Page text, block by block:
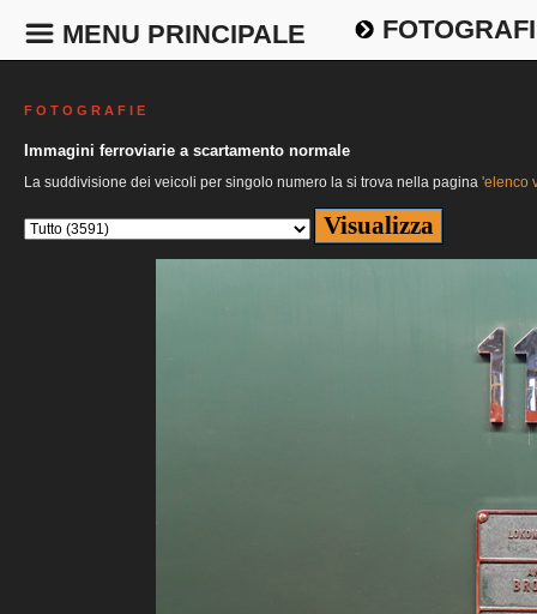
MENU PRINCIPALE
F O T O G R A F I E
Immagini ferroviarie a scartamento normale
La suddivisione dei veicoli per singolo numero la si trova nella pagina 'elenco